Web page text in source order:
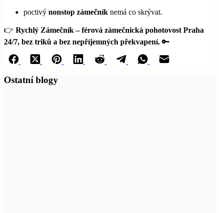
poctivý nonstop zámečník nemá co skrývat.
👉 Rychlý Zámečník – férová zámečnická pohotovost Praha
24/7, bez triků a bez nepříjemných překvapení. 🔑
Ostatní blogy